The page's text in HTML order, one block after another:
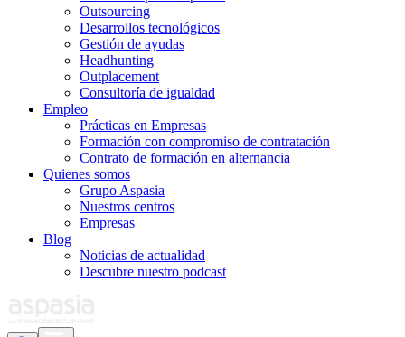
Outsourcing
Desarrollos tecnológicos
Gestión de ayudas
Headhunting
Outplacement
Consultoría de igualdad
Empleo
Prácticas en Empresas
Formación con compromiso de contratación
Contrato de formación en alternancia
Quienes somos
Grupo Aspasia
Nuestros centros
Empresas
Blog
Noticias de actualidad
Descubre nuestro podcast